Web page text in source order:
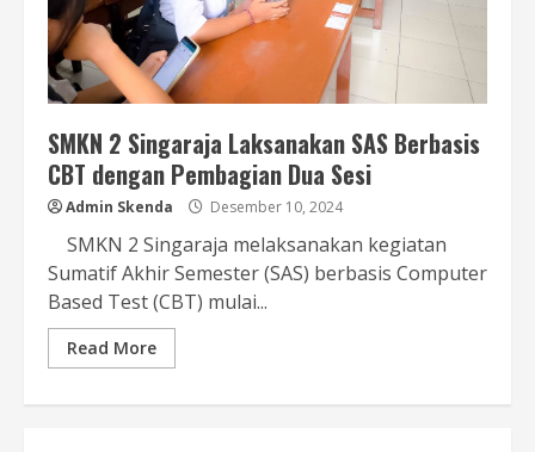
SMKN 2 Singaraja Laksanakan SAS Berbasis
CBT dengan Pembagian Dua Sesi
Admin Skenda Desember 10, 2024
SMKN 2 Singaraja melaksanakan kegiatan
Sumatif Akhir Semester (SAS) berbasis Computer
Based Test (CBT) mulai...
Read More